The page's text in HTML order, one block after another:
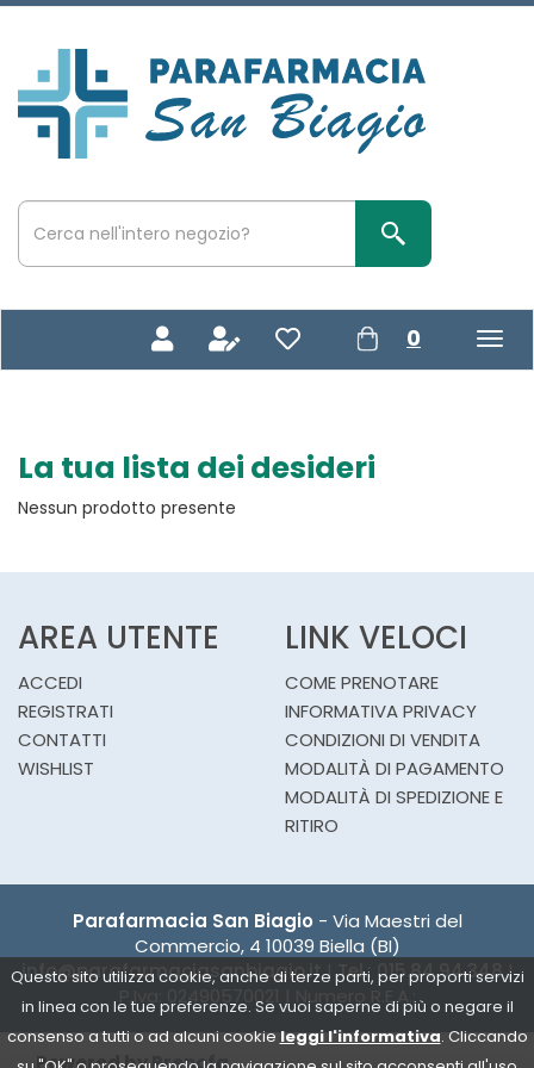
Passa
principale
Questo sito utilizza cookie, anche di terze parti, per proporti servizi
in linea con le tue preferenze. Se vuoi saperne di più o negare il
consenso a tutti o ad alcuni cookie leggi l'informativa. Cliccando
San
Biagio
Cerca
Prodotto
Cerca Prodotto
0 prodotti
inseriti
La tua lista dei desideri
Nessun prodotto presente
AREA UTENTE
ACCEDI
REGISTRATI
CONTATTI
WISHLIST
LINK VELOCI
COME PRENOTARE
INFORMATIVA PRIVACY
CONDIZIONI DI VENDITA
MODALITÀ DI PAGAMENTO
MODALITÀ DI SPEDIZIONE E
RITIRO
Parafarmacia San Biagio - Via Maestri del
Commercio, 4 10039 Biella (BI)
info@parafarmaciasanbiagio.it|Tel.: 015.84.94.348|
P.Iva: 02490570021 | Numero R.E.A.:
Powered byPrenofa